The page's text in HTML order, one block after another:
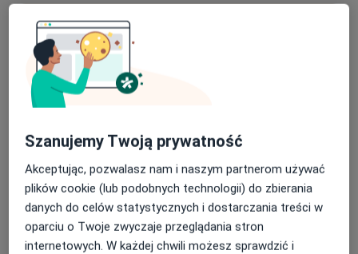
Pediatra
lek. Aurelia Dyrszka - Majcherek
11 opinii
Adam Wojciech Hadasik
Pediatra
1 opinia
Szanujemy Twoją prywatność
Akceptując, pozwalasz nam i naszym partnerom używać
plików cookie (lub podobnych technologii) do zbierania
danych do celów statystycznych i dostarczania treści w
oparciu o Twoje zwyczaje przeglądania stron
internetowych. W każdej chwili możesz sprawdzić i